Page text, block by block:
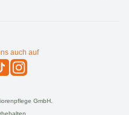
auch auf
GmbH.